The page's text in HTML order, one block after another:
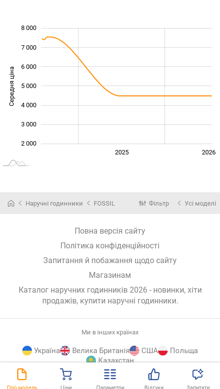
Середня ціна 2 000
2 000
3 000
4 000
5 000
6 000
7 000
8 000
2025 2026
Наручні годинники FOSSIL Фільтр Усі моделі
Повна версія сайту
Політика конфіденційності
Запитання й побажання щодо сайту
Магазинам
Каталог наручних годинників 2026 - новинки, хіти
продажів, купити наручні годинники.
Ми в інших країнах
Україна Велика Британія США
Польща
Казахстан
© E-Katalog, 2026